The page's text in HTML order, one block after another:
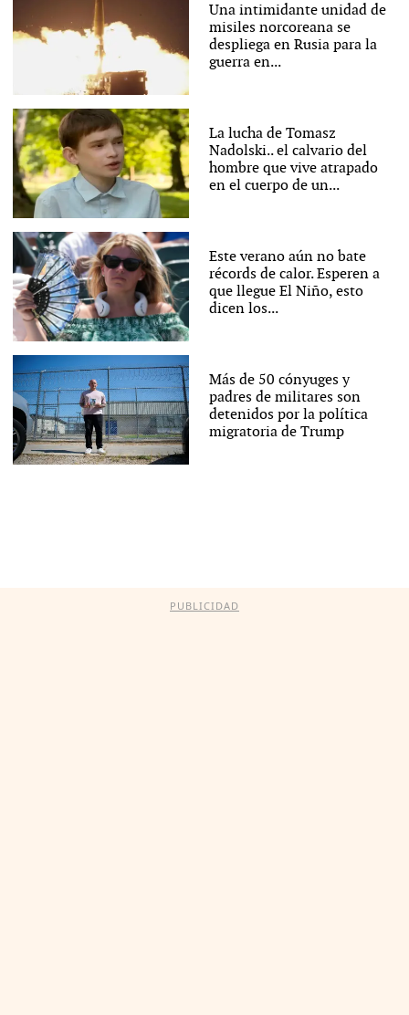
Una intimidante unidad de
misiles norcoreana se
despliega en Rusia para la
guerra en...
La lucha de Tomasz
Nadolski.. el calvario del
hombre que vive atrapado
en el cuerpo de un...
Este verano aún no bate
récords de calor. Esperen a
que llegue El Niño, esto
dicen los...
Más de 50 cónyuges y
padres de militares son
detenidos por la política
migratoria de Trump
PUBLICIDAD